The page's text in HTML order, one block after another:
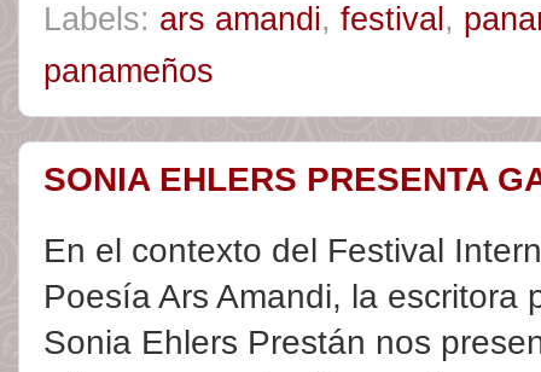
Labels: ars amandi, festival ,
panameños
SONIA EHLERS PRESENTA
En el contexto del Festival
Poesía Ars Amandi, la escritora
Sonia Ehlers Prestán nos